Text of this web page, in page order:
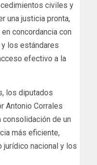
civiles y
una justicia pronta,
concordancia con
los estándares
efectivo a la
los diputados
Antonio Corrales
consolidación de un
más eficiente,
jurídico nacional y los